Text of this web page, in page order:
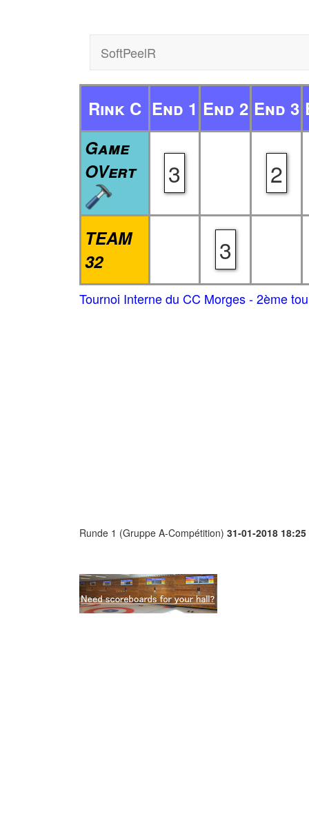
SoftPeelR
Rink C End 1 End 2 End 3
Game
OVert
3 2
TEAM
32
3
Tournoi Interne du CC Morges - 2ème
Runde 1 (Gruppe A-Compétition) 31-01-2018 18:25